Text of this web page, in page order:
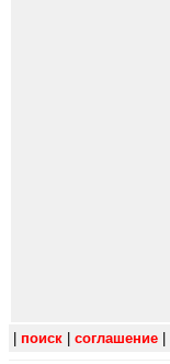
поиск соглашение